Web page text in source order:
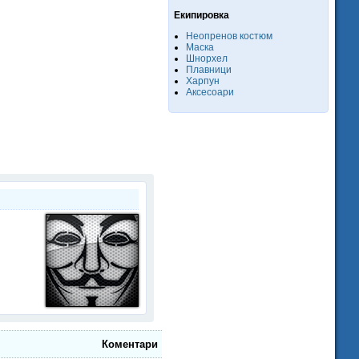
Коментари
Екипировка
Неопренов костюм
Маска
Шнорхел
Плавници
Харпун
Аксесоари